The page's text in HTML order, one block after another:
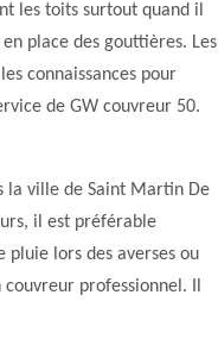
les toits surtout quand il
place des gouttières. Les
connaissances pour
de GW couvreur 50.
la ville de Saint Martin De
il est préférable
pluie lors des averses ou
professionnel. Il